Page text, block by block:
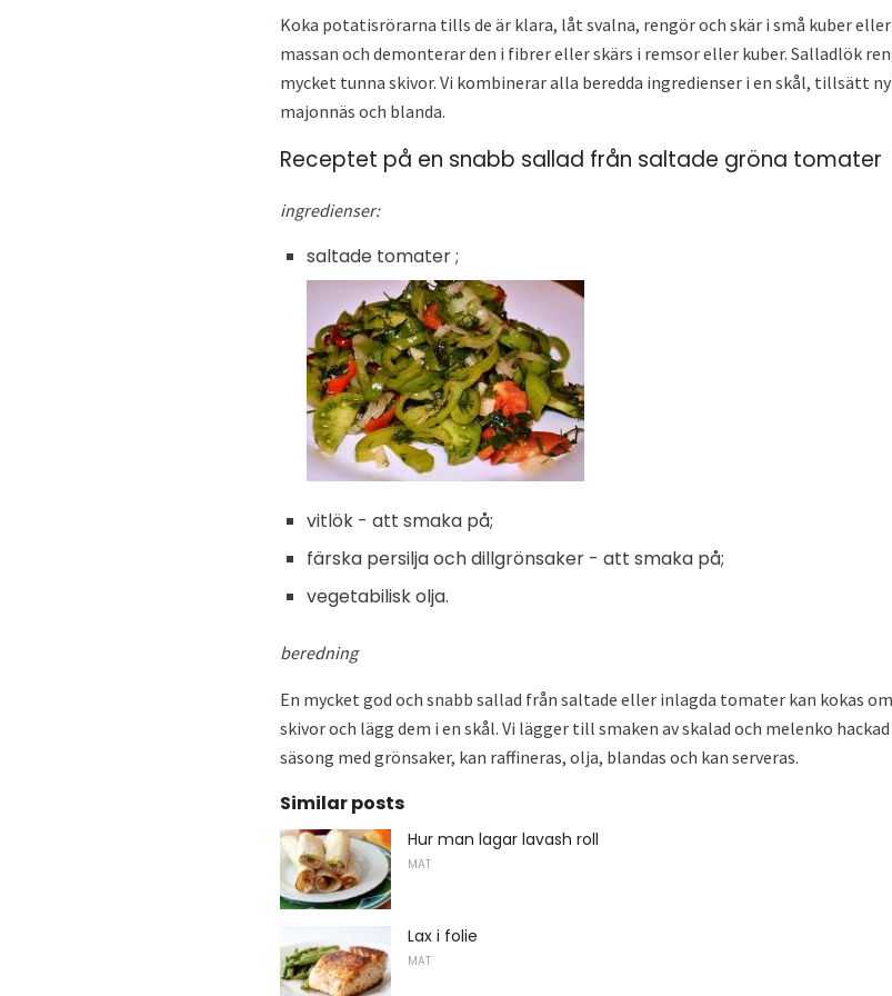
Koka potatisrörarna tills de är klara, låt svalna, rengör och skär i små kuber
massan och demonterar den i fibrer eller skärs i remsor eller kuber. Salladlök
mycket tunna skivor. Vi kombinerar alla beredda ingredienser i en skål, tillsätt
majonnäs och blanda.
Receptet på en snabb sallad från saltade gröna tomater
ingredienser:
saltade tomater ;
vitlök - att smaka på;
färska persilja och dillgrönsaker - att smaka på;
vegetabilisk olja.
beredning
En mycket god och snabb sallad från saltade eller inlagda tomater kan kokas
skivor och lägg dem i en skål. Vi lägger till smaken av skalad och melenko
säsong med grönsaker, kan raffineras, olja, blandas och kan serveras.
Similar posts
Hur man lagar lavash roll
MAT
Lax i folie
MAT